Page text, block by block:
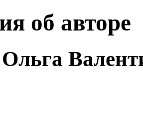
об авторе